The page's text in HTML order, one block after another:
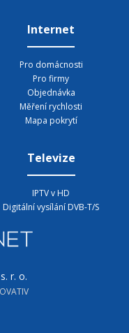
Internet
Pro domácnosti
Pro firmy
Objednávka
Měření rychlosti
Mapa pokrytí
Televize
IPTV v HD
Digitální vysílání DVB-T/S
r. o.